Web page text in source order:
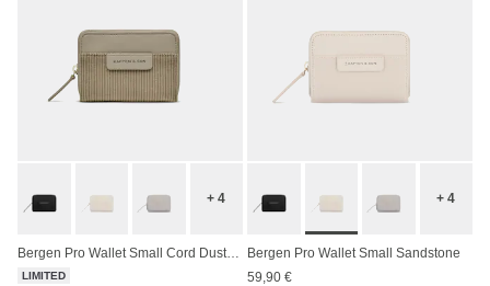
+ 4
LIMITED
+ 4
Bergen Pro Wallet Small Sandstone
59,90 €